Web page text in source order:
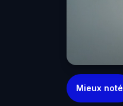
Mieux noté